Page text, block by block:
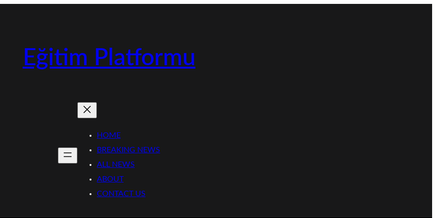
Eğitim Platformu
HOME
BREAKING NEWS
ALL NEWS
ABOUT
CONTACT US